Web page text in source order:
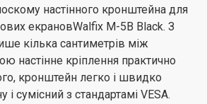
настінного кронштейна для
екрановWalfix M-5B Black. З
кілька сантиметрів між
настінне кріплення практично
кронштейн легко і швидко
і сумісний з стандартaмі VESA.